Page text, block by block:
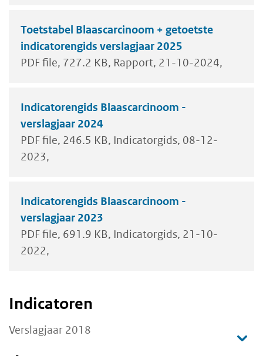
Toetstabel Blaascarcinoom + getoetste
indicatorengids verslagjaar 2025
PDF file 727.2 KB Rapport 21-10-2024
Indicatorengids Blaascarcinoom -
verslagjaar 2024
PDF file 246.5 KB Indicatorgids 08-12-
2023
Indicatorengids Blaascarcinoom -
verslagjaar 2023
PDF file 691.9 KB Indicatorgids 21-10-
2022
Indicatoren
Verslagjaar 2018